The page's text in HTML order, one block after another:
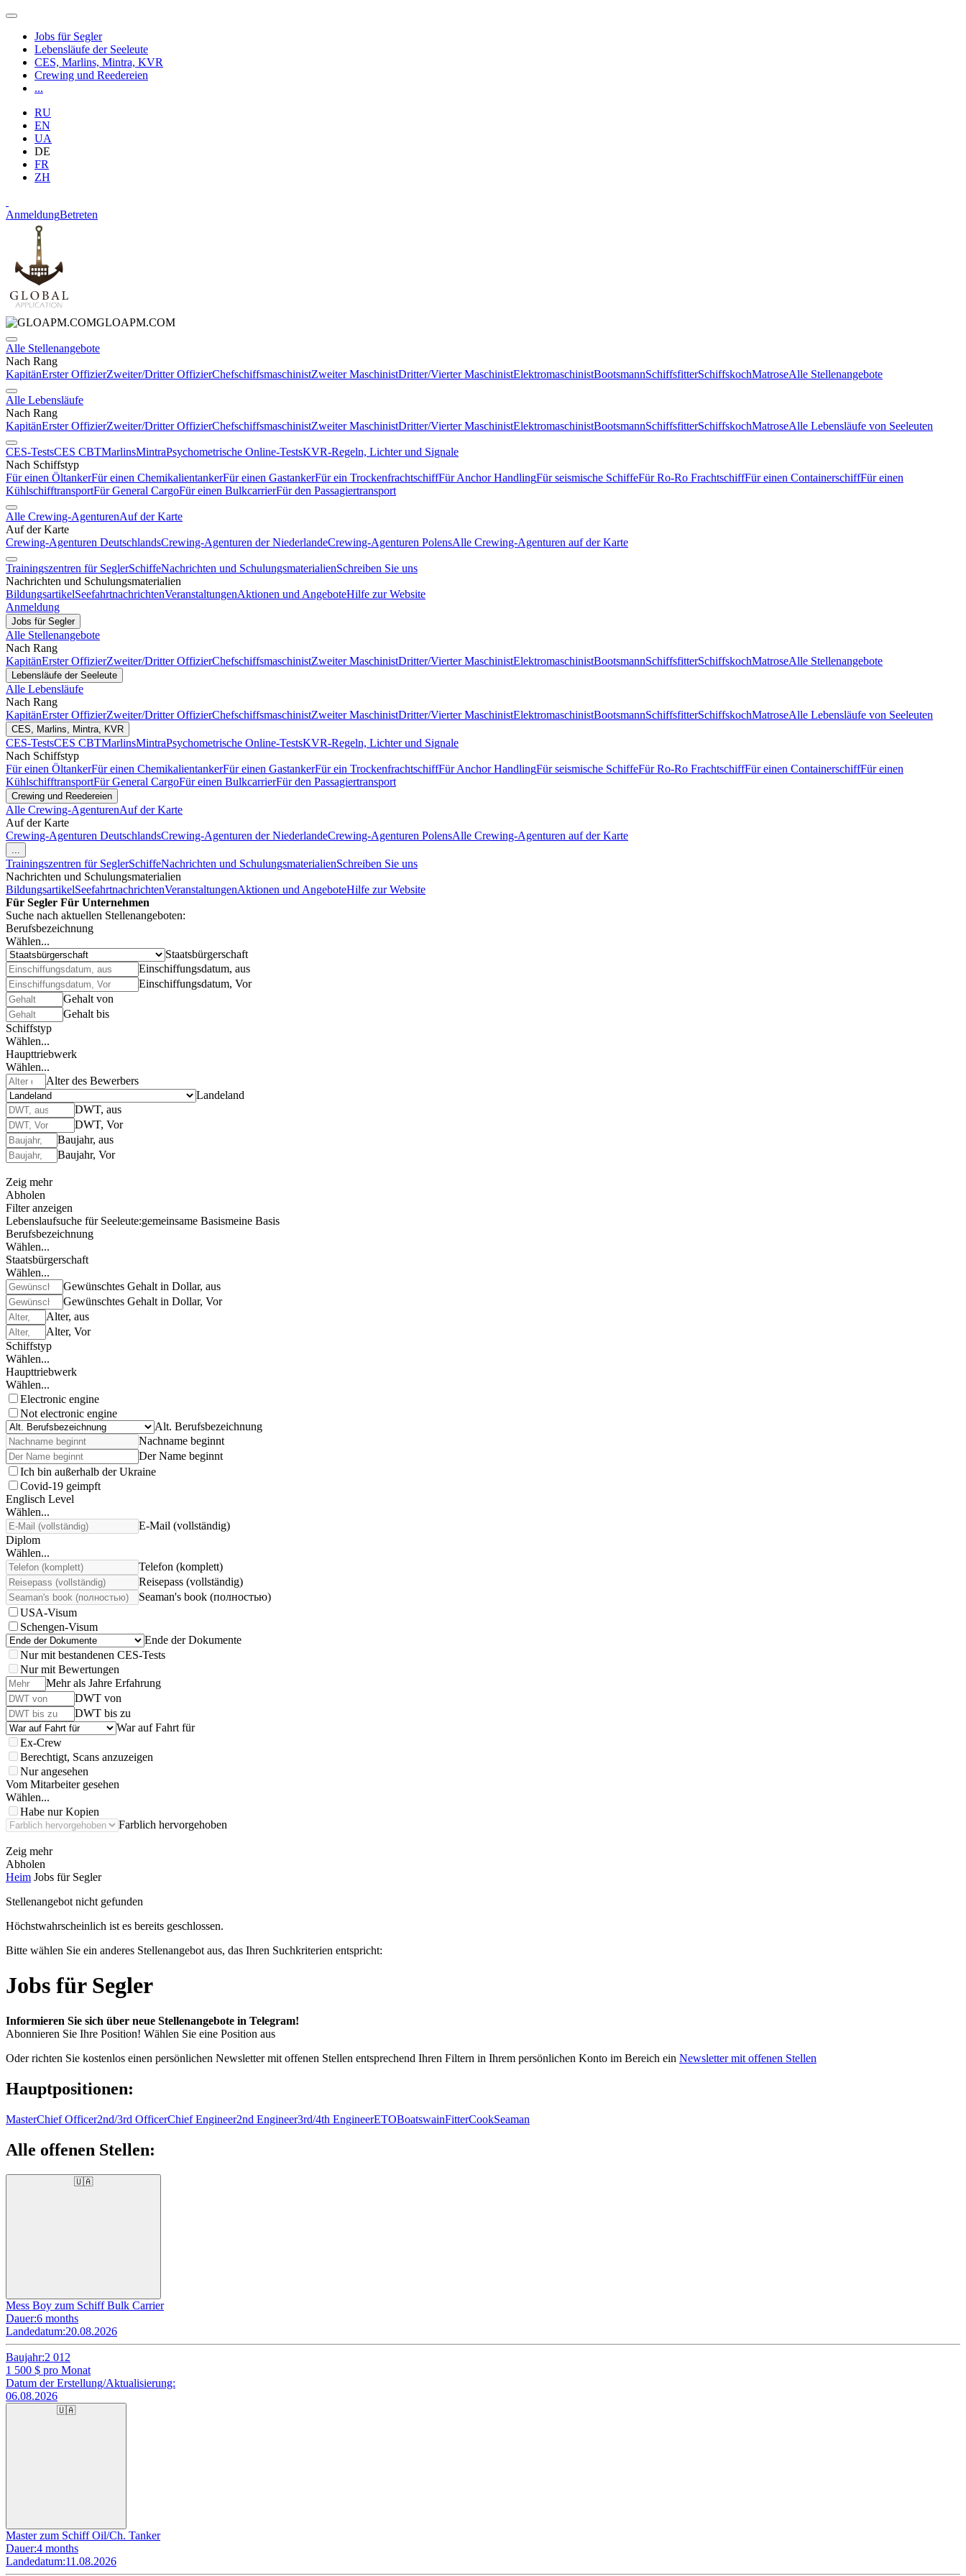
Jobs für Segler
Lebensläufe der Seeleute
CES, Marlins, Mintra, KVR
Crewing und Reedereien
...
RU
EN
UA
DE
FR
ZH
AnmeldungBetreten
GLOAPM.COM
Alle Stellenangebote
Nach Rang
KapitänErster OffizierZweiter/Dritter OffizierChefschiffsmaschinistZweiter MaschinistDritter/Vierter MaschinistElektromaschinistBootsmannSchiffsfitterSchiffskochMatroseAlle Stellenangebote
Alle Lebensläufe
Nach Rang
KapitänErster OffizierZweiter/Dritter OffizierChefschiffsmaschinistZweiter MaschinistDritter/Vierter MaschinistElektromaschinistBootsmannSchiffsfitterSchiffskochMatroseAlle Lebensläufe von Seeleuten
CES-TestsCES CBTMarlinsMintraPsychometrische Online-TestsKVR-Regeln, Lichter und Signale
Nach Schiffstyp
Für einen ÖltankerFür einen ChemikalientankerFür einen GastankerFür ein TrockenfrachtschiffFür Anchor HandlingFür seismische SchiffeFür Ro-Ro FrachtschiffFür einen ContainerschiffFür einen
KühlschifftransportFür General CargoFür einen BulkcarrierFür den Passagiertransport
Alle Crewing-AgenturenAuf der Karte
Auf der Karte
Crewing-Agenturen DeutschlandsCrewing-Agenturen der NiederlandeCrewing-Agenturen PolensAlle Crewing-Agenturen auf der Karte
Trainingszentren für SeglerSchiffeNachrichten und SchulungsmaterialienSchreiben Sie uns
Nachrichten und Schulungsmaterialien
BildungsartikelSeefahrtnachrichtenVeranstaltungenAktionen und AngeboteHilfe zur Website
Anmeldung
Jobs für Segler
Alle Stellenangebote
Nach Rang
KapitänErster OffizierZweiter/Dritter OffizierChefschiffsmaschinistZweiter MaschinistDritter/Vierter MaschinistElektromaschinistBootsmannSchiffsfitterSchiffskochMatroseAlle Stellenangebote
Lebensläufe der Seeleute
Alle Lebensläufe
Nach Rang
KapitänErster OffizierZweiter/Dritter OffizierChefschiffsmaschinistZweiter MaschinistDritter/Vierter MaschinistElektromaschinistBootsmannSchiffsfitterSchiffskochMatroseAlle Lebensläufe von Seeleuten
CES, Marlins, Mintra, KVR
CES-TestsCES CBTMarlinsMintraPsychometrische Online-TestsKVR-Regeln, Lichter und Signale
Nach Schiffstyp
Für einen ÖltankerFür einen ChemikalientankerFür einen GastankerFür ein TrockenfrachtschiffFür Anchor HandlingFür seismische SchiffeFür Ro-Ro FrachtschiffFür einen ContainerschiffFür einen
KühlschifftransportFür General CargoFür einen BulkcarrierFür den Passagiertransport
Crewing und Reedereien
Alle Crewing-AgenturenAuf der Karte
Auf der Karte
Crewing-Agenturen DeutschlandsCrewing-Agenturen der NiederlandeCrewing-Agenturen PolensAlle Crewing-Agenturen auf der Karte
...
Trainingszentren für SeglerSchiffeNachrichten und SchulungsmaterialienSchreiben Sie uns
Nachrichten und Schulungsmaterialien
BildungsartikelSeefahrtnachrichtenVeranstaltungenAktionen und AngeboteHilfe zur Website
Für Segler Für Unternehmen
Suche nach aktuellen Stellenangeboten:
Berufsbezeichnung
Wählen...
Staatsbürgerschaft
Einschiffungsdatum, aus
Einschiffungsdatum, Vor
Gehalt von
Gehalt bis
Schiffstyp
Wählen...
Haupttriebwerk
Wählen...
Alter des Bewerbers
Landeland
DWT, aus
DWT, Vor
Baujahr, aus
Baujahr, Vor
Zeig mehr
Abholen
Filter anzeigen
Lebenslaufsuche für Seeleute:gemeinsame Basismeine Basis
Berufsbezeichnung
Wählen...
Staatsbürgerschaft
Wählen...
Gewünschtes Gehalt in Dollar, aus
Gewünschtes Gehalt in Dollar, Vor
Alter, aus
Alter, Vor
Schiffstyp
Wählen...
Haupttriebwerk
Wählen...
Electronic engine
Not electronic engine
Alt. Berufsbezeichnung
Nachname beginnt
Der Name beginnt
Ich bin außerhalb der Ukraine
Covid-19 geimpft
Englisch Level
Wählen...
E-Mail (vollständig)
Diplom
Wählen...
Telefon (komplett)
Reisepass (vollständig)
Seaman's book (полностью)
USA-Visum
Schengen-Visum
Ende der Dokumente
Nur mit bestandenen CES-Tests
Nur mit Bewertungen
Mehr als Jahre Erfahrung
DWT von
DWT bis zu
War auf Fahrt für
Ex-Crew
Berechtigt, Scans anzuzeigen
Nur angesehen
Vom Mitarbeiter gesehen
Wählen...
Habe nur Kopien
Farblich hervorgehoben
Zeig mehr
Abholen
Heim Jobs für Segler
Stellenangebot nicht gefunden
Höchstwahrscheinlich ist es bereits geschlossen.
Bitte wählen Sie ein anderes Stellenangebot aus, das Ihren Suchkriterien entspricht:
Jobs für Segler
Informieren Sie sich über neue Stellenangebote in Telegram!
Abonnieren Sie Ihre Position! Wählen Sie eine Position aus
Oder richten Sie kostenlos einen persönlichen Newsletter mit offenen Stellen entsprechend Ihren Filtern in Ihrem persönlichen Konto im Bereich ein Newsletter mit offenen Stellen
Hauptpositionen:
MasterChief Officer2nd/3rd OfficerChief Engineer2nd Engineer3rd/4th EngineerETOBoatswainFitterCookSeaman
Alle offenen Stellen:
🇺🇦
Mess Boy zum Schiff Bulk Carrier
Dauer:6 months
Landedatum:20.08.2026
Baujahr:2 012
1 500 $ pro Monat
Datum der Erstellung/Aktualisierung:
06.08.2026
🇺🇦
Master zum Schiff Oil/Ch. Tanker
Dauer:4 months
Landedatum:11.08.2026